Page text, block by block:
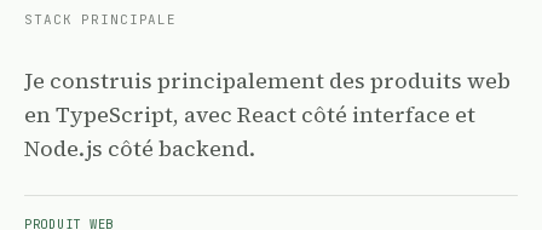
STACK PRINCIPALE
Je construis principalement des produits web
en TypeScript, avec React côté interface et
Node.js côté backend.
PRODUIT WEB